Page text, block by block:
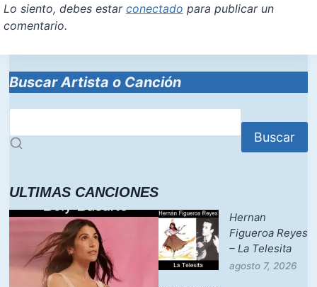
Lo siento, debes estar conectado para publicar un
comentario.
Buscar Artista o Canción
Buscar
ULTIMAS CANCIONES
Hernan
Figueroa Reyes
– La Telesita
agosto 7, 2026